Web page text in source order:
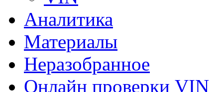
Аналитика
Материалы
Неразобранное
Онлайн проверки VIN